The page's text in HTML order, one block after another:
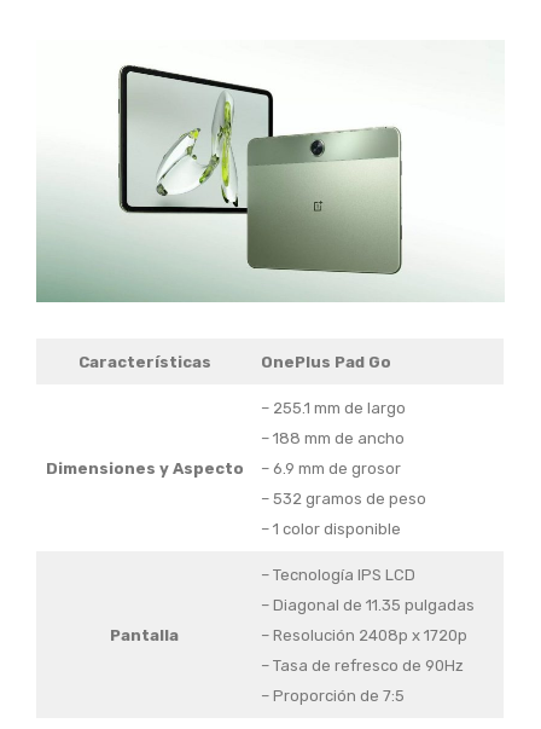
Características OnePlus Pad Go
Dimensiones y Aspecto
– 255.1 mm de largo
– 188 mm de ancho
– 6.9 mm de grosor
– 532 gramos de peso
– 1 color disponible
Pantalla
– Tecnología IPS LCD
– Diagonal de 11.35 pulgadas
– Resolución 2408p x 1720p
– Tasa de refresco de 90Hz
– Proporción de 7:5